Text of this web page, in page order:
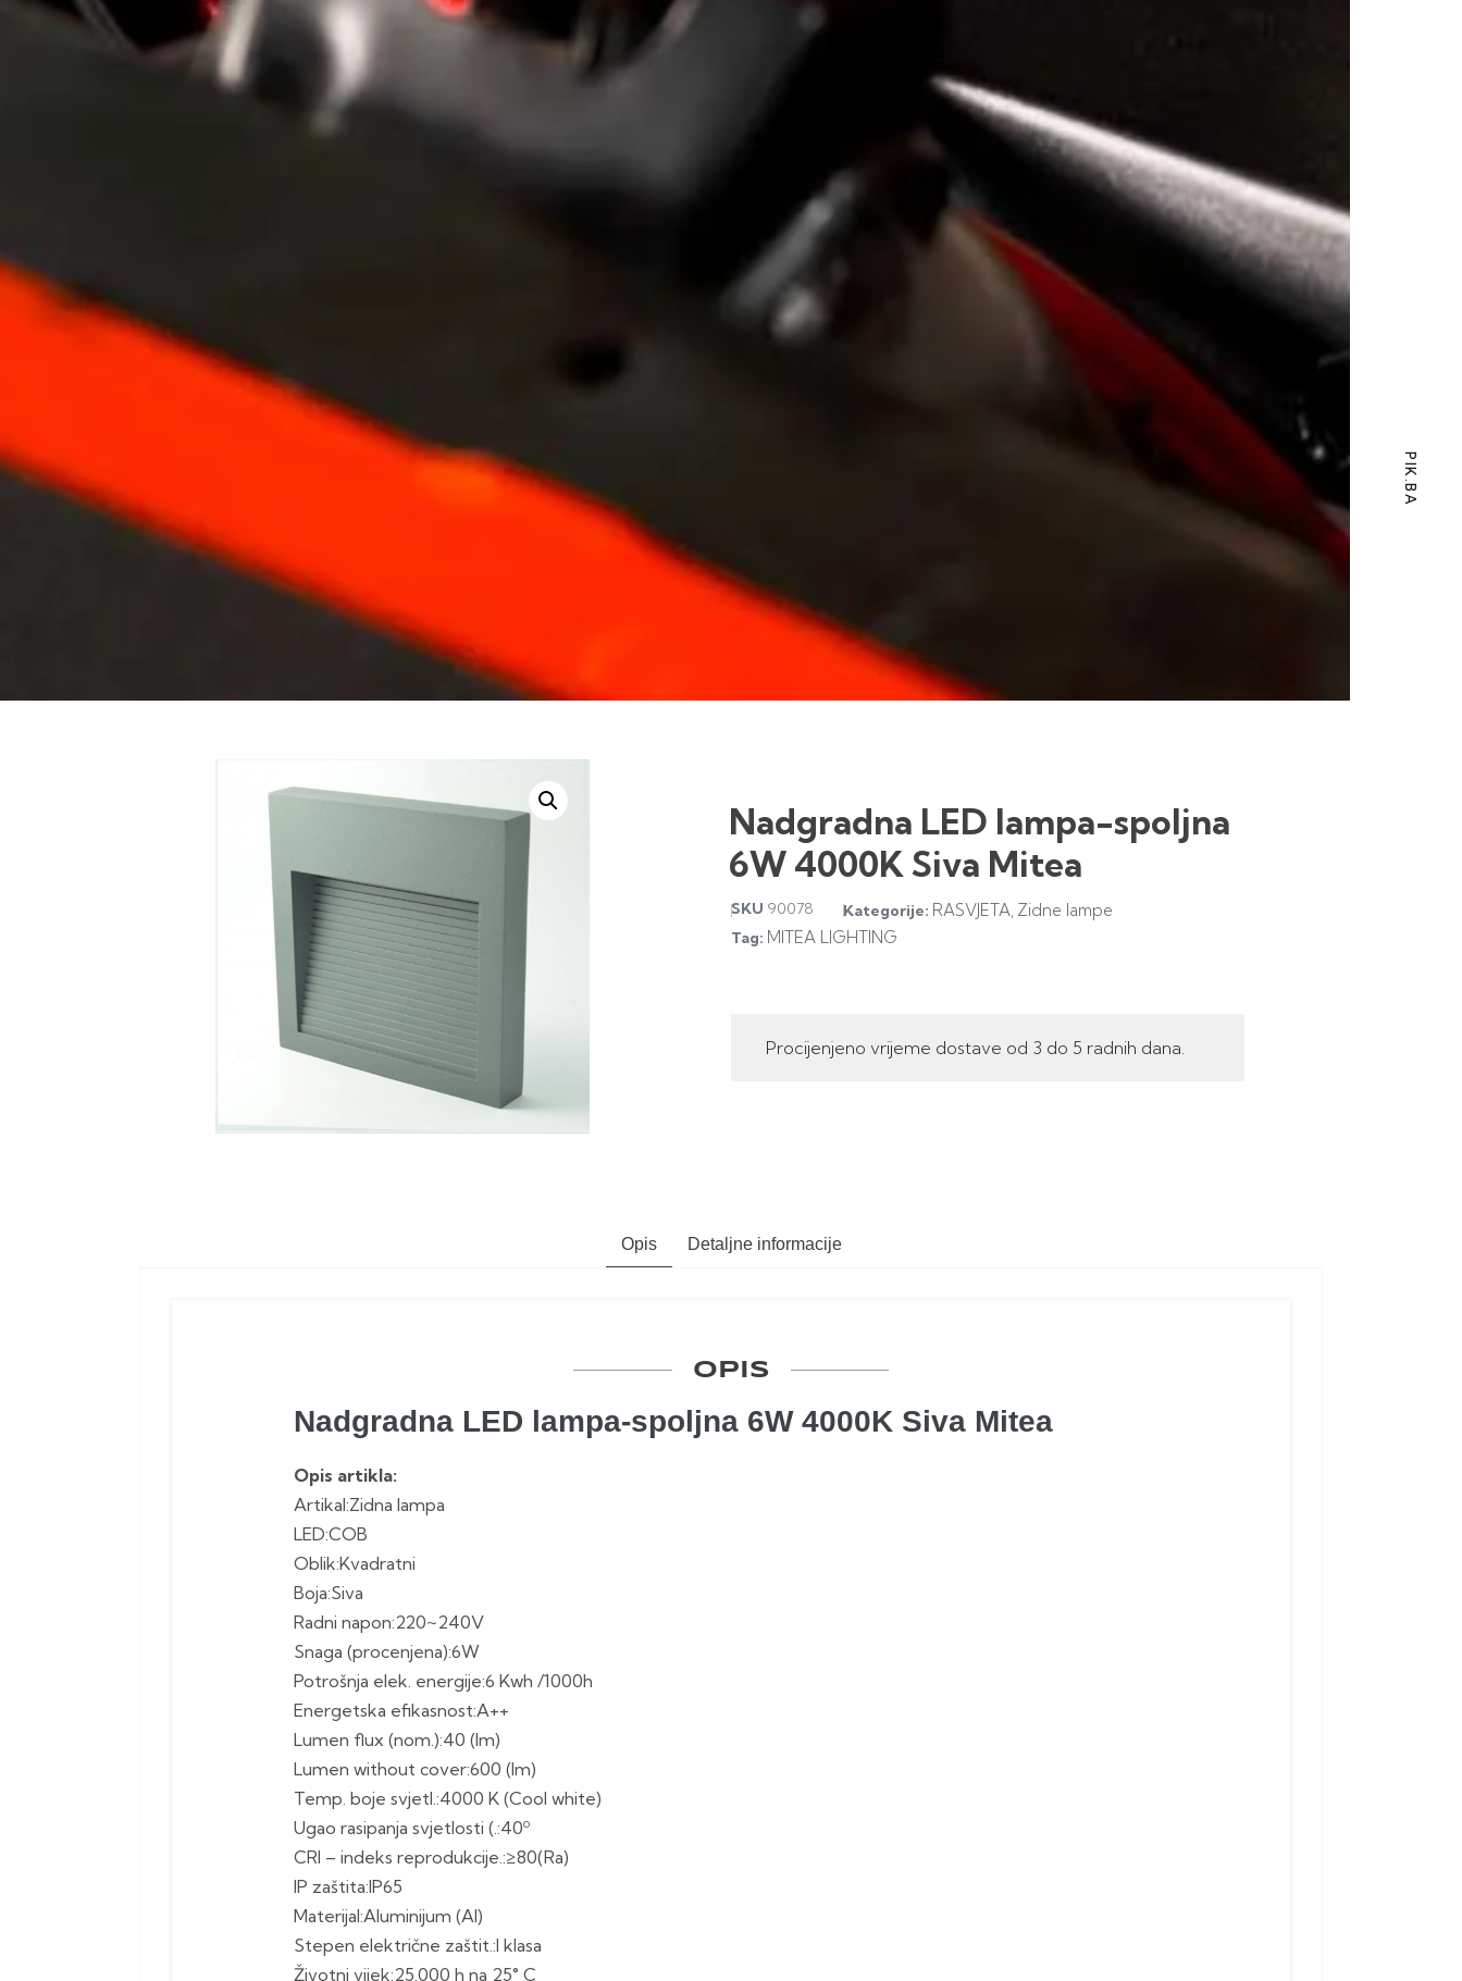
Nadgradna LED lampa-spoljna
6W 4000K Siva Mitea
SKU 90078 Kategorije: RASVJETA, Zidne lampe
Tag: MITEA LIGHTING
Procijenjeno vrijeme dostave od 3 do 5 radnih dana.
Opis Detaljne informacije
OPIS
Nadgradna LED lampa-spoljna 6W 4000K Siva Mitea
Opis artikla:
Artikal:Zidna lampa
LED:COB
Oblik:Kvadratni
Boja:Siva
Radni napon:220~240V
Snaga (procenjena):6W
Potrošnja elek. energije:6 Kwh /1000h
Energetska efikasnost:A++
Lumen flux (nom.):40 (lm)
Lumen without cover:600 (lm)
Temp. boje svjetl.:4000 K (Cool white)
Ugao rasipanja svjetlosti (.:40º
CRI – indeks reprodukcije.:≥80(Ra)
IP zaštita:IP65
Materijal:Aluminijum (Al)
Stepen električne zaštit.:I klasa
Životni vijek:25.000 h na 25° C
PIK.BA